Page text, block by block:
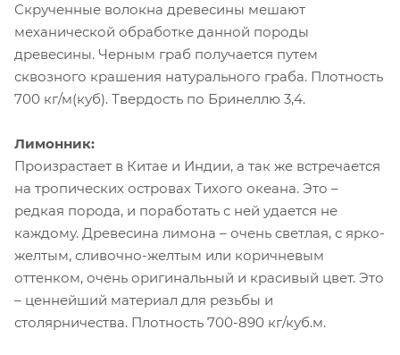
Скрученные волокна древесины мешают
механической обработке данной породы
древесины. Черным граб получается путем
сквозного крашения натурального граба. Плотность
700 кг/м(куб). Твердость по Бринеллю 3,4.
Лимонник:
Произрастает в Китае и Индии, а так же встречается
на тропических островах Тихого океана. Это –
редкая порода, и поработать с ней удается не
каждому. Древесина лимона – очень светлая, с ярко-
желтым, сливочно-желтым или коричневым
оттенком, очень оригинальный и красивый цвет. Это
– ценнейший материал для резьбы и
столярничества. Плотность 700-890 кг/куб.м.